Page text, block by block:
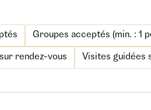
Groupes acceptés (min. : 1
rendez-vous Visites guidées